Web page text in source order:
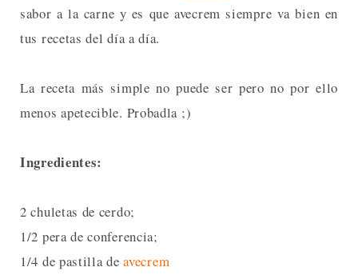
sabor a la carne y es que avecrem siempre va bien en
tus recetas del día a día.
La receta más simple no puede ser pero no por ello
menos apetecible. Probadla ;)
Ingredientes:
2 chuletas de cerdo;
1/2 pera de conferencia;
1/4 de pastilla deavecrem